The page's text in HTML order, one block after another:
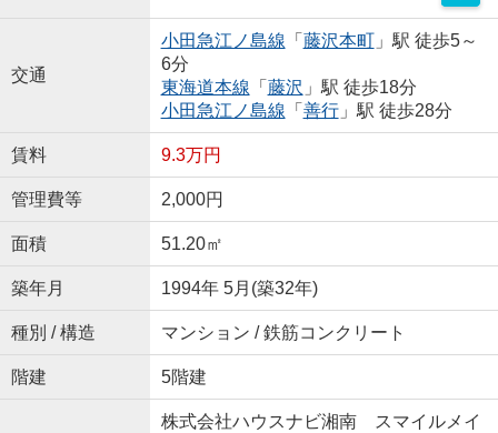
交通
小田急江ノ島線 「 藤沢本町」駅 徒歩5～
6分
東海道本線 「 藤沢 」駅 徒歩18分
小田急江ノ島線 「 善行」駅 徒歩28分
賃料 9.3万円
管理費等 2,000円
面積 51.20㎡
築年月 1994年 5月(築32年)
種別 / 構造 マンション / 鉄筋コンクリート
階建 5階建
株式会社ハウスナビ湘南 スマイルメイ